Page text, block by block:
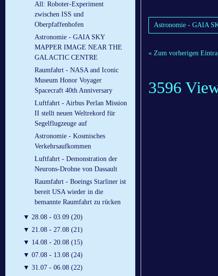
All: Roboter-Experiment
zwischen ISS und
Oberpfaffenhofen
Astronomie - GAIA SKY
MAPPER IMAGE NEAR THE
GALACTIC CENTRE
Raumfahrt - NASA and Iconic
Museum Honor Voyager
Spacecraft 40th Anniversary
Luftfahrt - Airbus Perlan Mission
II stellt neuen Weltrekord für
Segelflugzeuge auf
Astronomie - Kosmisches
Verkehrsaufkommen
Luftfahrt - Demonstration der
Neurons-Drohne von Dassault
Raumfahrt - Boeings Starliner ist
bereit USA wieder in die
bemannte Raumfahrt zu rücken
▼ 28.08 - 03.09 (20)
▼ 21.08 - 27.08 (21)
▼ 14.08 - 20.08 (15)
▼ 07.08 - 13.08 (24)
▼ 31.07 - 06.08 (22)
Astronomie - GAIA
« Zum vorherigen
3596